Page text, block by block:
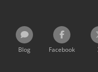
Blog Facebook